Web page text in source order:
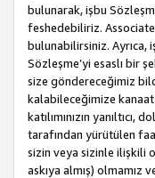
bulunarak, işbu
feshedebiliriz.
bulunabilirsiniz. Ayrıca,
Sözleşme’yi esaslı bir
size göndereceğimiz
kalabileceğimize kanaat
katılımınızın
tarafından yürütülen
sizin veya sizinle ilişkili
askıya almış) olmamız